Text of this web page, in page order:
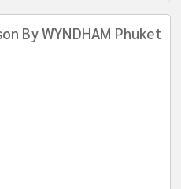
By WYNDHAM Phuket